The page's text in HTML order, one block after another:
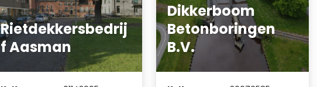
Rietdekkersbedrij
f Aasman
Dikkerboom
Betonboringen
B.V.